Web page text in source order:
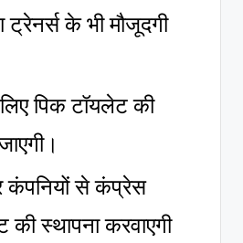
ट्रेनर्स के भी मौजूदगी
पिक टॉयलेट की
कंपनियों से कंप्रेस
की स्थापना करवाएगी